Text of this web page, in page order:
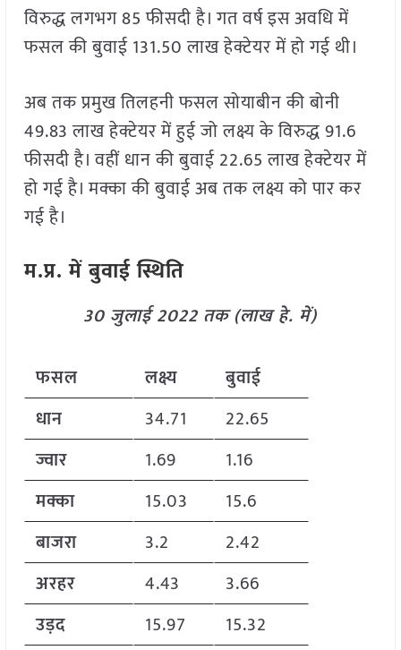
विरुद्ध लगभग 85 फीसदी है। गत वर्ष इस अवधि में
फसल की बुवाई 131.50 लाख हेक्टेयर में हो गई थी।
अब तक प्रमुख तिलहनी फसल सोयाबीन की बोनी
49.83 लाख हेक्टेयर में हुई जो लक्ष्य के विरुद्ध 91.6
फीसदी है। वहीं धान की बुवाई 22.65 लाख हेक्टेयर में
हो गई है। मक्का की बुवाई अब तक लक्ष्य को पार कर
गई है।
म.प्र. में बुवाई स्थिति
30 जुलाई 2022 तक (लाख हे. में)
फसल लक्ष्य
बुवाई
धान
34.71
22.65
ज्वार
1.69
1.16
मक्का
15.03
15.6
बाजरा
3.2
2.42
अरहर
4.43
3.66
उड़द
15.97
15.32